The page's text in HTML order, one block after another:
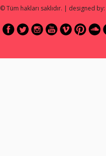
© Tüm hakları saklıdır. | designed by: